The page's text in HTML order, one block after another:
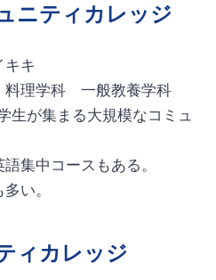
ニティカレッジ
キ
料理学科 一般教養学科
生が集まる大規模なコミュ
集中コースもある。
い。
ィカレッジ